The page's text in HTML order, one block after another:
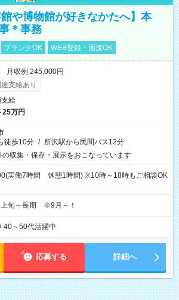
や博物館が好きなかたへ】本
＊事務
ブランクOK WEB登録・面接OK
月収例 245,000円
支給あり
給
25万円
徒歩10分 / 所沢駅から民間バス12分
の収集・保存・展示をおこなっています
実働7時間 休憩1時間) ※10時～18時もご相談OK
旬～長期 ※9月～！
/ 40～50代活躍中
応募する 詳細へ